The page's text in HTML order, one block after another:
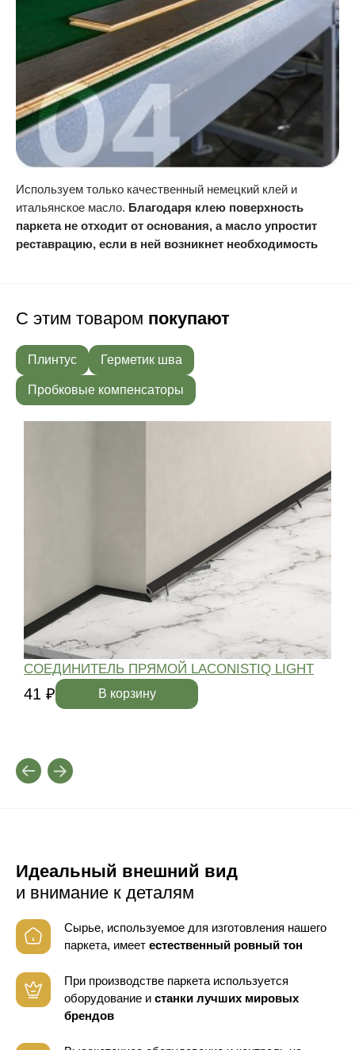
Используем только качественный немецкий клей и
итальянское масло. Благодаря клею поверхность
паркета не отходит от основания, а масло упростит
реставрацию, если в ней возникнет необходимость
С этим товаром покупают
Плинтус Герметик шва
Пробковые компенсаторы
СОЕДИНИТЕЛЬ ПРЯМОЙ LACONISTIQ LIGHT
41 ₽ В корзину
Идеальный внешний вид
и внимание к деталям
Сырье, используемое для изготовления нашего
паркета, имеет естественный ровный тон
При производстве паркета используется
оборудование и станки лучших мировых
брендов